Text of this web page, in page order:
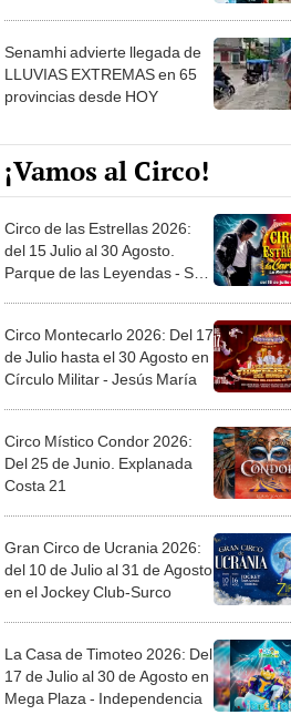
Senamhi advierte llegada de
LLUVIAS EXTREMAS en 65
provincias desde HOY
¡Vamos al Circo!
Circo de las Estrellas 2026:
del 15 Julio al 30 Agosto.
Parque de las Leyendas - San
Circo Montecarlo 2026: Del 17
de Julio hasta el 30 Agosto en
Círculo Militar - Jesús María
Circo Místico Condor 2026:
Del 25 de Junio. Explanada
Costa 21
Gran Circo de Ucrania 2026:
del 10 de Julio al 31 de Agosto
en el Jockey Club-Surco
La Casa de Timoteo 2026: Del
17 de Julio al 30 de Agosto en
Mega Plaza - Independencia